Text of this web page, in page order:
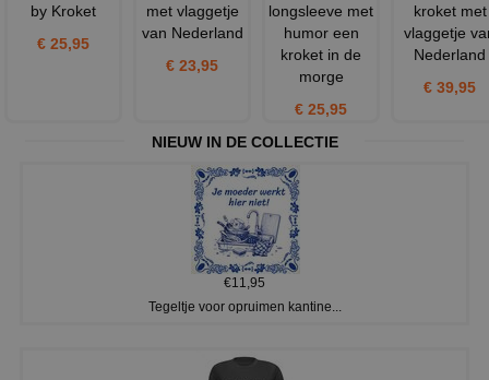
by Kroket
€ 25,95
met vlaggetje
van Nederland
€ 23,95
longsleeve met
humor een
kroket in de
morge
€ 25,95
kroket met
vlaggetje
Nederland
€ 39,95
NIEUW IN DE COLLECTIE
€11,95
Tegeltje voor opruimen kantine...